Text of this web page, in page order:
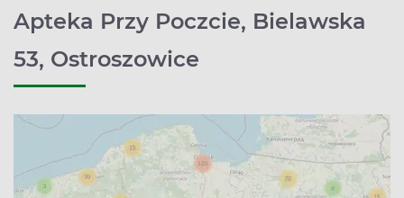
Apteka Przy Poczcie, Bielawska
53, Ostroszowice